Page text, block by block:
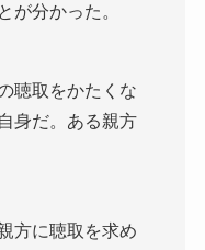
が分かった。
聴取をかたくな
身だ。ある親方
方に聴取を求め